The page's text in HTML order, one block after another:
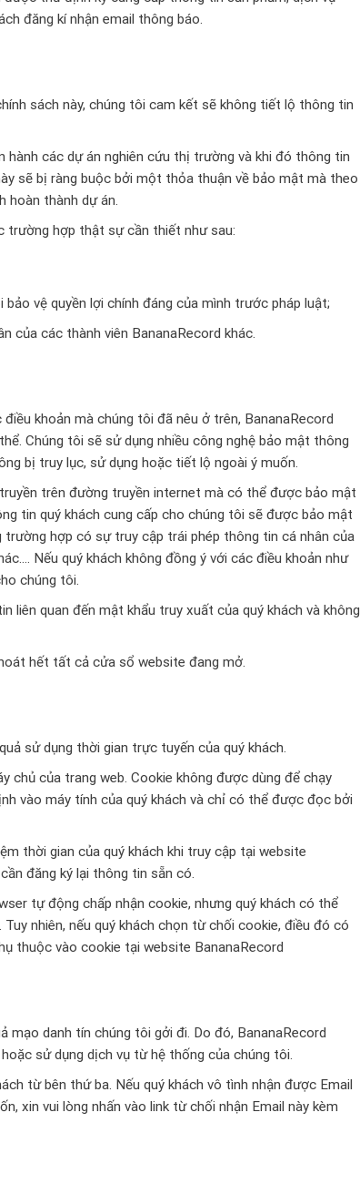
đăng kí nhận email thông báo.
sách này, chúng tôi cam kết sẽ không tiết lộ thông tin
các dự án nghiên cứu thị trường và khi đó thông tin
sẽ bị ràng buộc bởi một thỏa thuận về bảo mật mà theo
hoàn thành dự án.
trường hợp thật sự cần thiết như sau:
vệ quyền lợi chính đáng của mình trước pháp luật;
của các thành viên BananaRecord khác.
khoản mà chúng tôi đã nêu ở trên, BananaRecord
Chúng tôi sẽ sử dụng nhiều công nghệ bảo mật thông
bị truy lục, sử dụng hoặc tiết lộ ngoài ý muốn.
trên đường truyền internet mà có thể được bảo mật
tin quý khách cung cấp cho chúng tôi sẽ được bảo mật
hợp có sự truy cập trái phép thông tin cá nhân của
Nếu quý khách không đồng ý với các điều khoản như
chúng tôi.
liên quan đến mật khẩu truy xuất của quý khách và không
hết tất cả cửa sổ website đang mở.
sử dụng thời gian trực tuyến của quý khách.
của trang web. Cookie không được dùng để chạy
vào máy tính của quý khách và chỉ có thể được đọc bởi
thời gian của quý khách khi truy cập tại website
đăng ký lại thông tin sẵn có.
tự động chấp nhận cookie, nhưng quý khách có thể
nhiên, nếu quý khách chọn từ chối cookie, điều đó có
thuộc vào cookie tại website BananaRecord
mạo danh tín chúng tôi gởi đi. Do đó, BananaRecord
sử dụng dịch vụ từ hệ thống của chúng tôi.
từ bên thứ ba. Nếu quý khách vô tình nhận được Email
xin vui lòng nhấn vào link từ chối nhận Email này kèm